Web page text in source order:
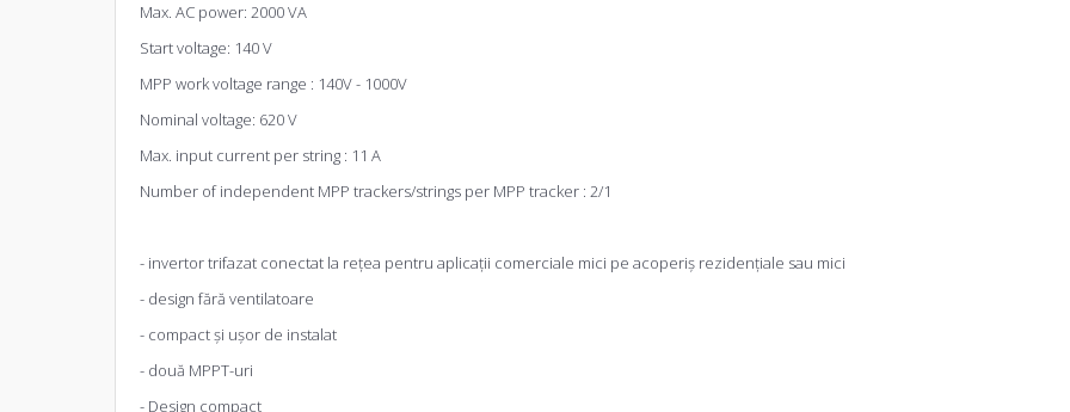
Max. AC power: 2000 VA
Start voltage: 140 V
MPP work voltage range : 140V - 1000V
Nominal voltage: 620 V
Max. input current per string : 11 A
Number of independent MPP trackers/strings per MPP tracker : 2/1
- invertor trifazat conectat la rețea pentru aplicații comerciale mici pe acoperiș rezidențiale sau mici
- design fără ventilatoare
- compact și ușor de instalat
- două MPPT-uri
- Design compact